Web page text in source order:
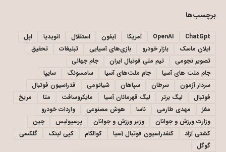
برچسب‌ها
ChatGpt
OpenAI آمریکا آیفون استقلال انویدیا
اپل
ایلان ماسک
بازار خودرو بازی‌های آسیایی تبلیغات
تحقیق
تصویر نجومی
تیم ملی فوتبال ایران
جام جهانی
جام ملت های آسیا
جام ملت‌های آسیا سامسونگ
سایپا
سردار آزمون
سرطان سپاهان شیائومی
فدراسیون فوتبال
فوتبال
لیگ برتر لیگ قهرمانان آسیا مایکروسافت متا
مریخ
مغز
مهدی طارمی ناسا هوش مصنوعی
واردات خودرو
وزارت ورزش و جوانان
وزیر ورزش و جوانان پرسپولیس
چین
کشتی آزاد
کنفدراسیون فوتبال آسیا کوالکام کپی لینک
گلکسی
گوگل